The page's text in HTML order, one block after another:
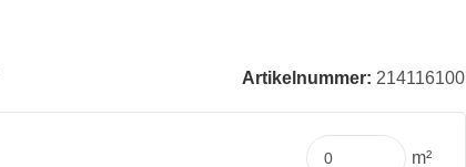
Artikelnummer: 214116100
m²